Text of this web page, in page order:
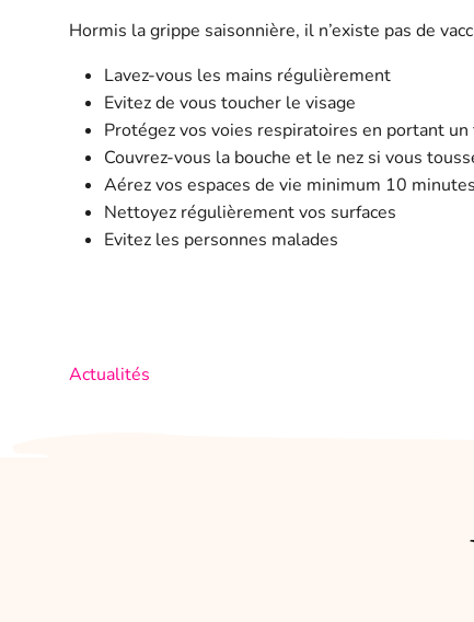
Hormis la grippe saisonnière, il n’existe pas de
Lavez-vous les mains régulièrement
Evitez de vous toucher le visage
Protégez vos voies respiratoires en portant un
Couvrez-vous la bouche et le nez si vous
Aérez vos espaces de vie minimum 10
Nettoyez régulièrement vos surfaces
Evitez les personnes malades
Actualités